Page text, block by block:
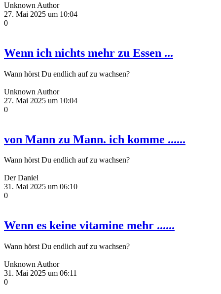
Unknown Author
27. Mai 2025 um 10:04
0
Wenn ich nichts mehr zu Essen ...
Wann hörst Du endlich auf zu wachsen?
Unknown Author
27. Mai 2025 um 10:04
0
von Mann zu Mann. ich komme ......
Wann hörst Du endlich auf zu wachsen?
Der Daniel
31. Mai 2025 um 06:10
0
Wenn es keine vitamine mehr ......
Wann hörst Du endlich auf zu wachsen?
Unknown Author
31. Mai 2025 um 06:11
0